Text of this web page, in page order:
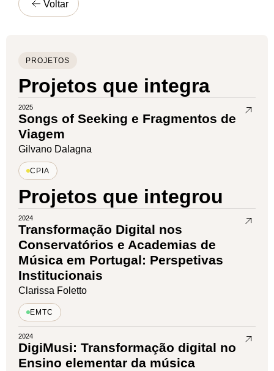
Voltar
PROJETOS
Projetos que integra
2025
Songs of Seeking e Fragmentos de
Viagem
Gilvano Dalagna
CPIA
Projetos que integrou
2024
Transformação Digital nos
Conservatórios e Academias de
Música em Portugal: Perspetivas
Institucionais
Clarissa Foletto
EMTC
2024
DigiMusi: Transformação digital no
Ensino elementar da música